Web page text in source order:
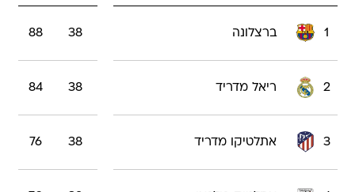
1 ברצלונה 38
88
2 ריאל מדריד 38
84
3 אתלטיקו מדריד 38
76